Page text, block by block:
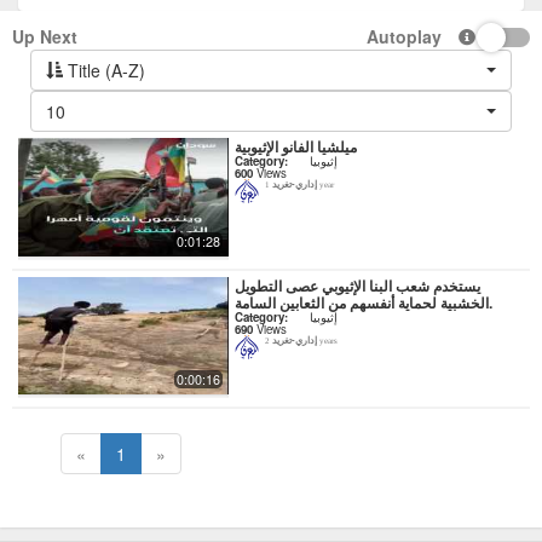
Up Next
Autoplay
Title (A-Z)
10
0:01:28
ميلشيا الفانو الإثيوبية
Category: إثيوبيا
600 Views
إداري-تغريد 1 year
0:00:16
يستخدم شعب البنا الإثيوبي عصى التطويل
الخشبية لحماية أنفسهم من الثعابين السامة.
Category: إثيوبيا
690 Views
إداري-تغريد 2 years
« 1 »